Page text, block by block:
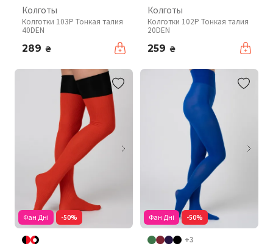
Колготы
Колготки 103P Тонкая талия
40DEN
289 ₴
Колготы
Колготки 102P Тонкая талия
20DEN
259 ₴
Фан Дні -50% Фан Дні -50%
+3